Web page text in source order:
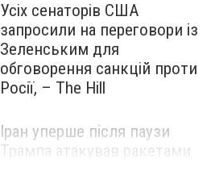
Усіх сенаторів США
запросили на переговори із
Зеленським для
обговорення санкцій проти
Росії, – The Hill
Іран уперше після паузи
Трампа атакував ракетами